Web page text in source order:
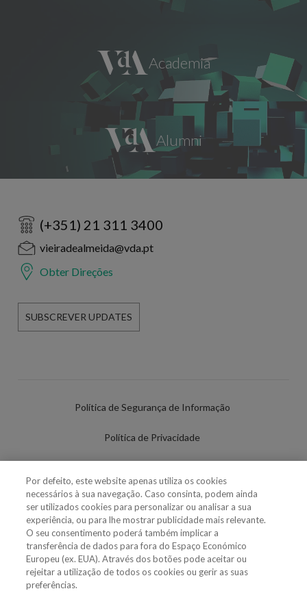
(+351) 21 311 3400
vieiradealmeida@vda.pt
Obter Direções
SUBSCREVER UPDATES
Política de Segurança de Informação
Política de Privacidade
Política de Cookies
Definições de cookies
Uso Fraudulento Nome/Marca
Por defeito, este website apenas utiliza os cookies
necessários à sua navegação. Caso consinta, podem ainda
ser utilizados cookies para personalizar ou analisar a sua
experiência, ou para lhe mostrar publicidade mais relevante.
O seu consentimento poderá também implicar a
transferência de dados para fora do Espaço Económico
Europeu (ex. EUA). Através dos botões pode aceitar ou
rejeitar a utilização de todos os cookies ou gerir as suas
preferências.